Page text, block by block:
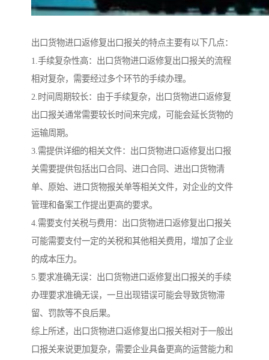
出口货物进口返修复出口报关的特点主要有以下几点：
1.手续复杂性高：出口货物进口返修复出口报关的流程
相对复杂，需要经过多个环节的手续办理。
2.时间周期较长：由于手续复杂，出口货物进口返修复
出口报关通常需要较长时间来完成，可能会延长货物的
运输周期。
3.需提供详细的相关文件：出口货物进口返修复出口报
关需要提供包括出口合同、进口合同、进出口货物清
单、原始、进口货物报关单等相关文件，对企业的文件
管理和备案工作提出更高的要求。
4.需要支付关税与费用：出口货物进口返修复出口报关
可能需要支付一定的关税和其他相关费用，增加了企业
的成本压力。
5.要求准确无误：出口货物进口返修复出口报关的手续
办理要求准确无误，一旦出现错误可能会导致货物滞
留、罚款等不良后果。
综上所述，出口货物进口返修复出口报关相对于一般出
口报关来说更加复杂，需要企业具备更高的运营能力和